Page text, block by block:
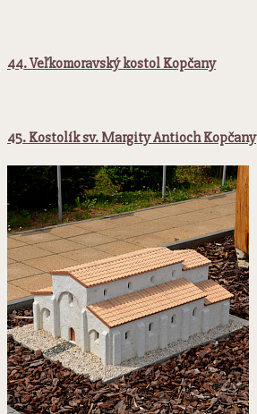
44. Veľkomoravský kostol Kopčany
45. Kostolík sv. Margity Antioch Kopčany